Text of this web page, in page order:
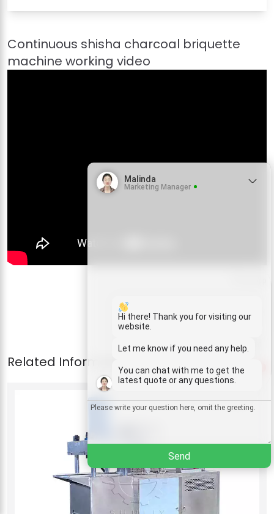
Wechat
Chat
Malinda
Marketing Manager
Hi there! Thank you for visiting our
website.
Let me know if you need any help.
You can chat with me to get the
latest quote or any questions.
Send